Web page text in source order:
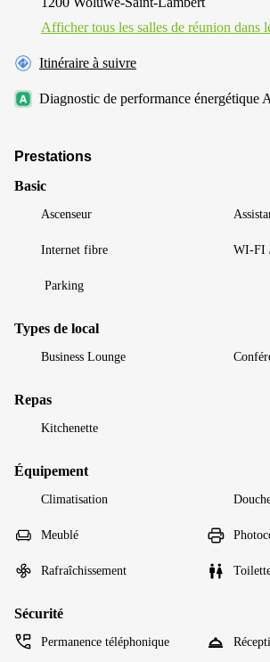
Afficher tous les salles de réunion dans
Itinéraire à suivre
Diagnostic de performance énergétique A
Prestations
Basic
Ascenseur
Internet fibre WI-FI
Parking
Types de local
Business Lounge
Repas
Kitchenette
Équipement
Climatisation
Meublé
Rafraîchissement
Sécurité
Permanence téléphonique